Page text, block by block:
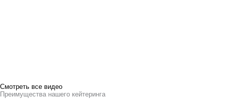
Смотреть все видео
Преимущества нашего кейтеринга